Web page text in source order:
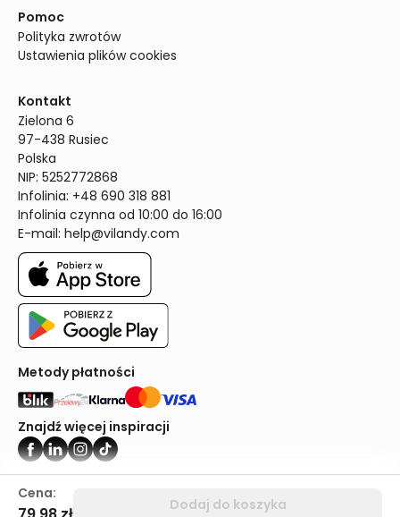
Cena:
Dodaj do koszyka
Pomoc
Polityka zwrotów
Ustawienia plików cookies
Kontakt
Zielona 6
97-438 Rusiec
Polska
NIP: 5252772868
Infolinia: +48 690 318 881
Infolinia czynna od 10:00 do 16:00
E-mail: help@vilandy.com
Metody płatności
Znajdź więcej inspiracji
Vilandy ©2024